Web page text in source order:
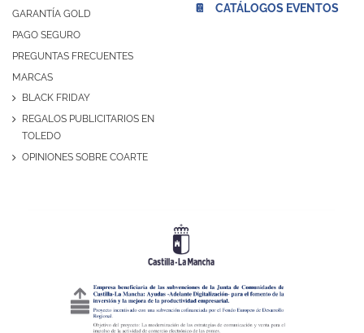
GARANTÍA GOLD
PAGO SEGURO
PREGUNTAS FRECUENTES
MARCAS
BLACK FRIDAY
REGALOS PUBLICITARIOS EN
TOLEDO
OPINIONES SOBRE COARTE
📔 CATÁLOGOS EVENTOS